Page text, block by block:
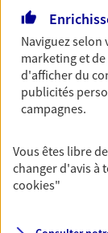
ou grande
accident du
Accident,
revenus.
Découvrir
assurance
Naviguez selon
marketing et
d'afficher du
publicités
campagnes.
Vous êtes libre
changer d'avis à
cookies"